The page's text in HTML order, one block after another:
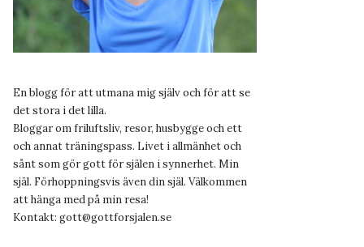
En blogg för att utmana mig själv och för att se
det stora i det lilla.
Bloggar om friluftsliv, resor, husbygge och ett
och annat träningspass. Livet i allmänhet och
sånt som gör gott för själen i synnerhet. Min
själ. Förhoppningsvis även din själ. Välkommen
att hänga med på min resa!
Kontakt: gott@gottforsjalen.se